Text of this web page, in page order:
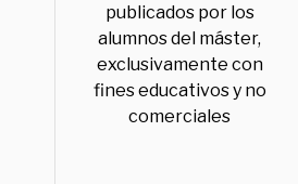
publicados por los
alumnos del máster,
exclusivamente con
fines educativos y no
comerciales